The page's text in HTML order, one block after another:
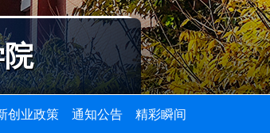
创业政策 通知公告 精彩瞬间